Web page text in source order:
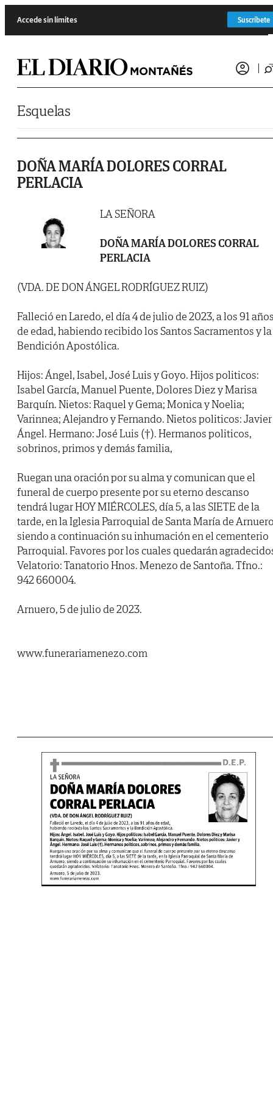
Accede sin límites Suscríbete
Esquelas
DOÑA MARÍA DOLORES CORRAL
PERLACIA
LA SEÑORA
DOÑA MARÍA DOLORES CORRAL
PERLACIA
(VDA. DE DON ÁNGEL RODRÍGUEZ RUIZ)
Falleció en Laredo, el día 4 de julio de 2023, a los 91
de edad, habiendo recibido los Santos Sacramentos y la
Bendición Apostólica.
Hijos: Ángel, Isabel, José Luis y Goyo. Hijos politicos:
Isabel García, Manuel Puente, Dolores Diez y Marisa
Barquín. Nietos: Raquel y Gema; Monica y Noelia;
Varinnea; Alejandro y Fernando. Nietos politicos:
Ángel. Hermano: José Luis (†). Hermanos politicos,
sobrinos, primos y demás familia,
Ruegan una oración por su alma y comunican que el
funeral de cuerpo presente por su eterno descanso
tendrá lugar HOY MIÉRCOLES, día 5, a las SIETE de la
tarde, en la Iglesia Parroquial de Santa María de
siendo a continuación su inhumación en el cementerio
Parroquial. Favores por los cuales quedarán
Velatorio: Tanatorio Hnos. Menezo de Santoña. Tfno.:
942 660004.
Arnuero, 5 de julio de 2023.
www.funerariamenezo.com